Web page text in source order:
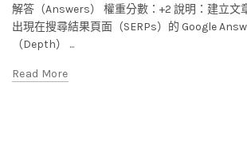
解答（Answers） 權重分數：+2 說明：建立文
出現在搜尋結果頁面（SERPs）的 Google
（Depth） ...
Read More